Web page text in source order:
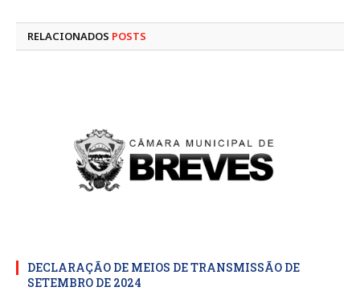
RELACIONADOS POSTS
DECLARAÇÃO DE MEIOS DE TRANSMISSÃO DE
SETEMBRO DE 2024